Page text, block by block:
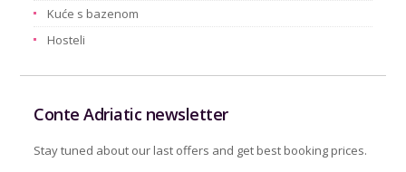
Kuće s bazenom
Hosteli
Conte Adriatic newsletter
Stay tuned about our last offers and get best booking prices.